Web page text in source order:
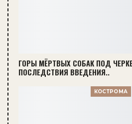
ГОРЫ МЁРТВЫХ СОБАК ПОД
ПОСЛЕДСТВИЯ ВВЕДЕНИЯ..
КОСТРОМА